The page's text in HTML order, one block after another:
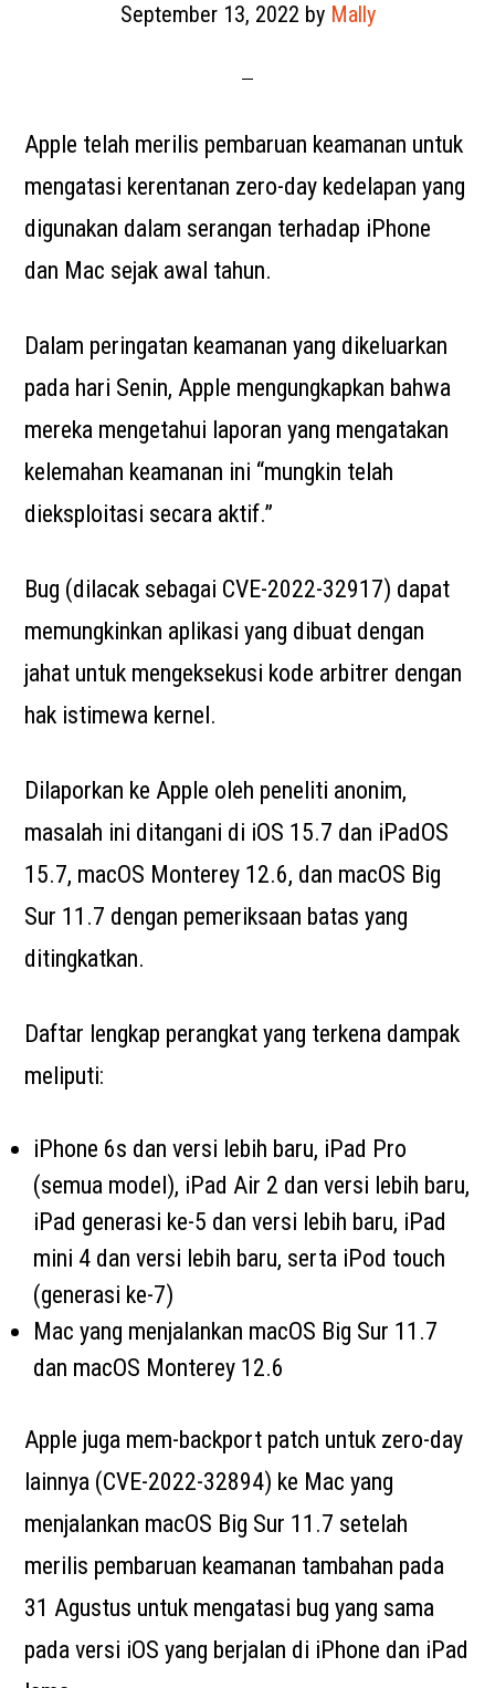
September 13, 2022 by Mally
Apple telah merilis pembaruan keamanan untuk
mengatasi kerentanan zero-day kedelapan yang
digunakan dalam serangan terhadap iPhone
dan Mac sejak awal tahun.
Dalam peringatan keamanan yang dikeluarkan
pada hari Senin, Apple mengungkapkan bahwa
mereka mengetahui laporan yang mengatakan
kelemahan keamanan ini “mungkin telah
dieksploitasi secara aktif.”
Bug (dilacak sebagai CVE-2022-32917) dapat
memungkinkan aplikasi yang dibuat dengan
jahat untuk mengeksekusi kode arbitrer dengan
hak istimewa kernel.
Dilaporkan ke Apple oleh peneliti anonim,
masalah ini ditangani di iOS 15.7 dan iPadOS
15.7, macOS Monterey 12.6, dan macOS Big
Sur 11.7 dengan pemeriksaan batas yang
ditingkatkan.
Daftar lengkap perangkat yang terkena dampak
meliputi:
iPhone 6s dan versi lebih baru, iPad Pro
(semua model), iPad Air 2 dan versi lebih baru,
iPad generasi ke-5 dan versi lebih baru, iPad
mini 4 dan versi lebih baru, serta iPod touch
(generasi ke-7)
Mac yang menjalankan macOS Big Sur 11.7
dan macOS Monterey 12.6
Apple juga mem-backport patch untuk zero-day
lainnya (CVE-2022-32894) ke Mac yang
menjalankan macOS Big Sur 11.7 setelah
merilis pembaruan keamanan tambahan pada
31 Agustus untuk mengatasi bug yang sama
pada versi iOS yang berjalan di iPhone dan iPad